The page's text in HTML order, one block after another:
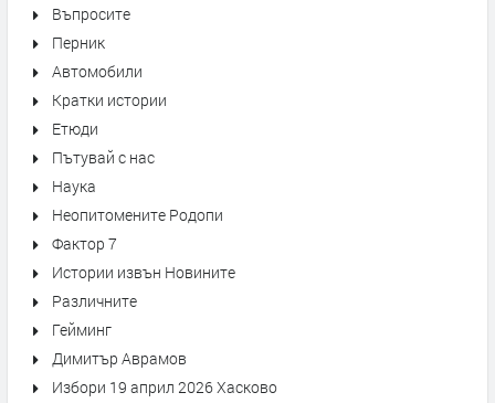
Въпросите
Перник
Автомобили
Кратки истории
Етюди
Пътувай с нас
Наука
Неопитомените Родопи
Фактор 7
Истории извън Новините
Различните
Гейминг
Димитър Аврамов
Избори 19 април 2026 Хасково